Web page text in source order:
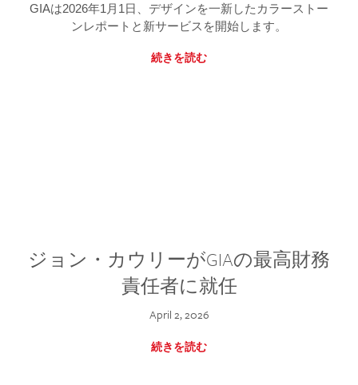
GIAは2026年1月1日、デザインを一新したカラーストー
ンレポートと新サービスを開始します。
続きを読む
ジョン・カウリーがGIAの最高財務
責任者に就任
April 2, 2026
続きを読む